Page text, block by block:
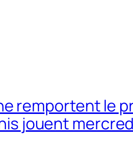
remportent le
jouent